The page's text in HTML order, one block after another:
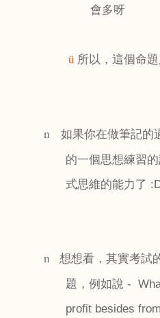
會多呀
ü 所以，這個命
n
如果你在做筆記的
的一個思想練習
式思維的能力了
n
想想看，其實考試
題，例如說 -
profit besides